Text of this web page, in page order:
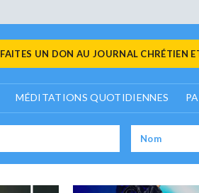
FAITES UN DON AU JOURNAL CHRÉTIEN
MÉDITATIONS QUOTIDIENNES